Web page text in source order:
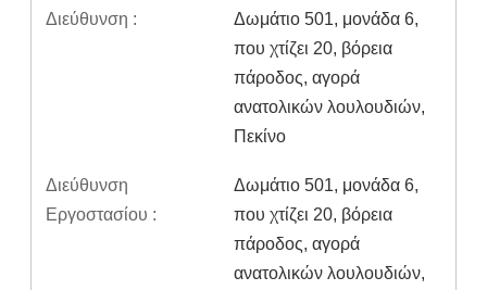
Διεύθυνση :
Δωμάτιο 501, μονάδα 6,
που χτίζει 20, βόρεια
πάροδος, αγορά
ανατολικών λουλουδιών,
Πεκίνο
Διεύθυνση
Εργοστασίου :
Δωμάτιο 501, μονάδα 6,
που χτίζει 20, βόρεια
πάροδος, αγορά
ανατολικών λουλουδιών,